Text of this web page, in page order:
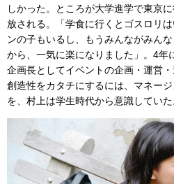
しかった。ところが大学進学で東京
放される。「学食に行くとゴスロリ
ンの子もいるし、もうみんながみん
から、一気に楽になりました」。4年
企画長としてイベントの企画・運営
創造性をカタチにするには、マネー
を、村上は学生時代から意識していた